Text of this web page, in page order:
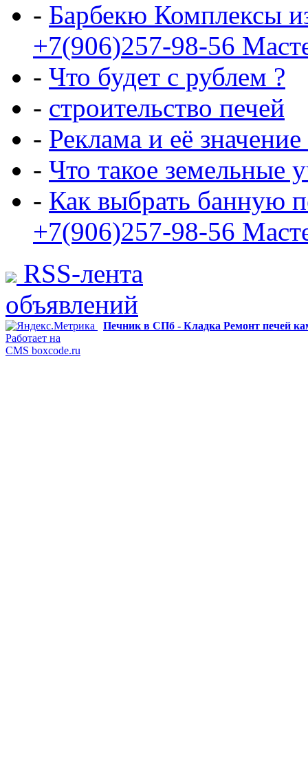
- Барбекю Комплексы
+7(906)257-98-56
- Что будет с рублем ?
- строительство печей
- Реклама и её
- Что такое земельные
- Как выбрать банную
+7(906)257-98-56
RSS-лента
объявлений
Печник в СПб - Кладка Ремонт печей
Работает на
CMS boxcode.ru